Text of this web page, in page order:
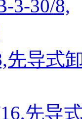
先导式